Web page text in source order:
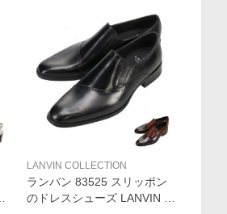
LANVIN COLLECTION
ランバン 83525 スリッポン
のドレスシューズ LANVIN C